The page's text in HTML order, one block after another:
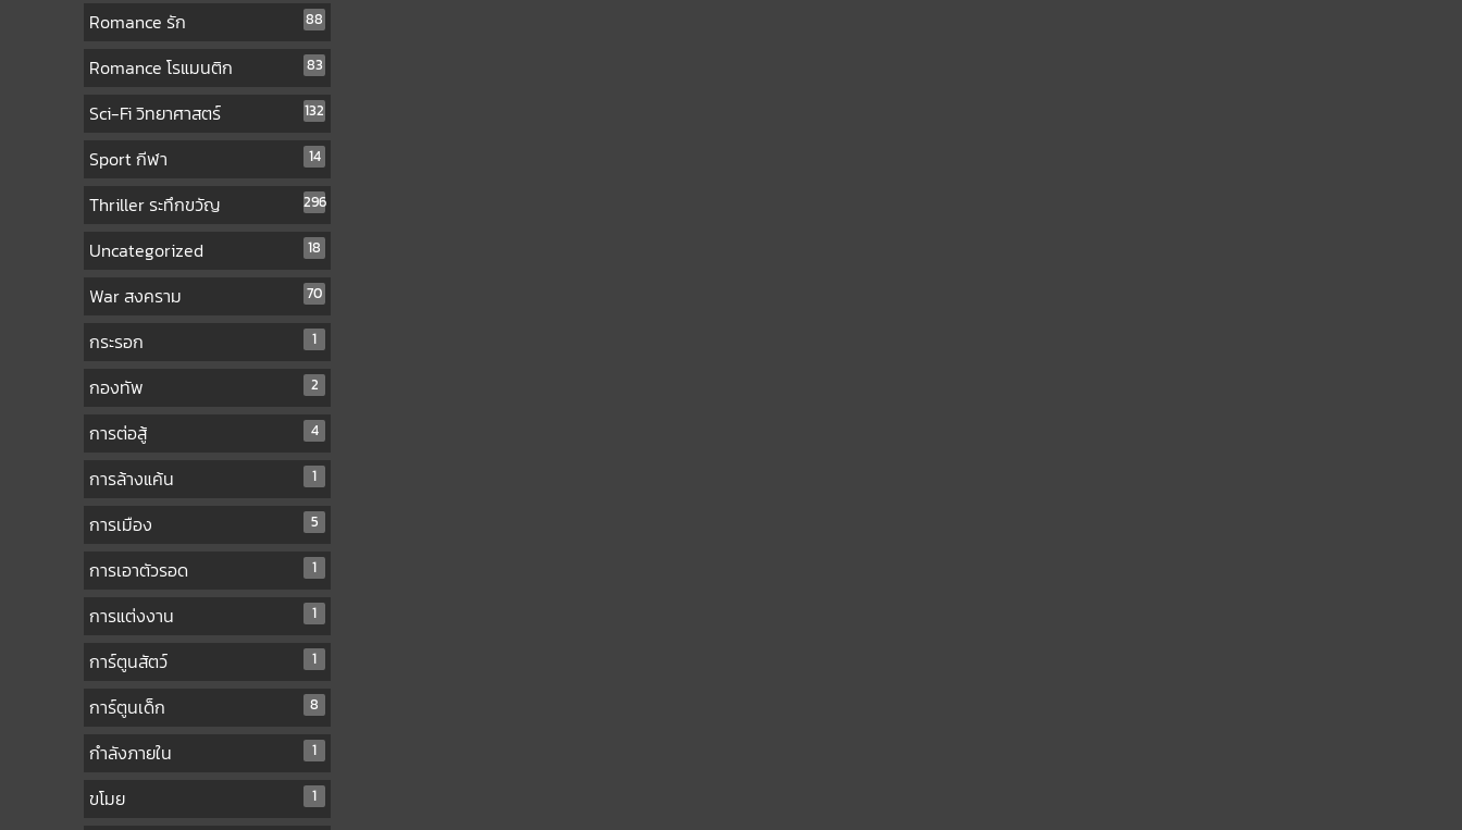
Romance รัก 88
Romance โรแมนติก 83
Sci-Fi วิทยาศาสตร์ 132
Sport กีฬา 14
Thriller ระทึกขวัญ 296
Uncategorized 18
War สงคราม 70
กระรอก 1
กองทัพ 2
การต่อสู้ 4
การล้างแค้น 1
การเมือง 5
การเอาตัวรอด 1
การแต่งงาน 1
การ์ตูนสัตว์ 1
การ์ตูนเด็ก 8
กำลังภายใน 1
ขโมย 1